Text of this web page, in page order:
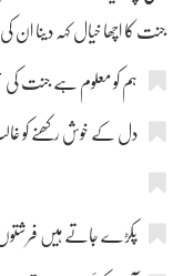
جنت کا اچھا خیال کہہ دینا ان
ہم کو معلوم ہے جنت کی
دل کے خوش رکھنے کو
پکڑے جاتے ہیں فرشتوں